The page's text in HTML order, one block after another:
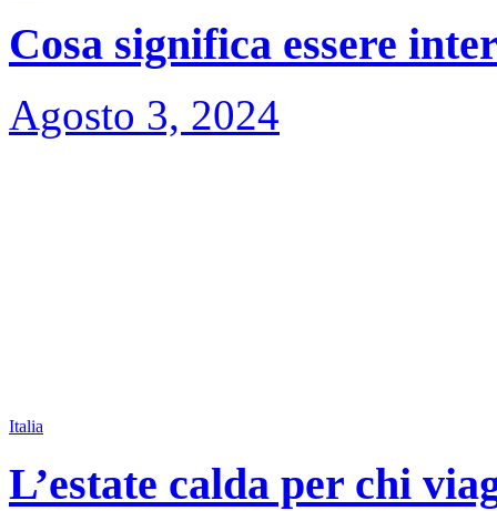
Cosa significa essere
Agosto 3, 2024
Italia
L’estate calda per chi